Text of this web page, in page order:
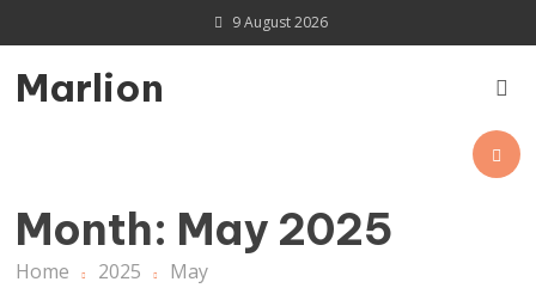
to
content
9 August 2026
Marlion
Month: May 2025
Home 2025 May